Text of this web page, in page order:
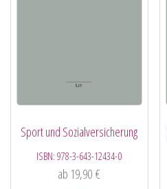
Sport und Sozialversicherung
ISBN:978-3-643-12434-0
ab 19,90€